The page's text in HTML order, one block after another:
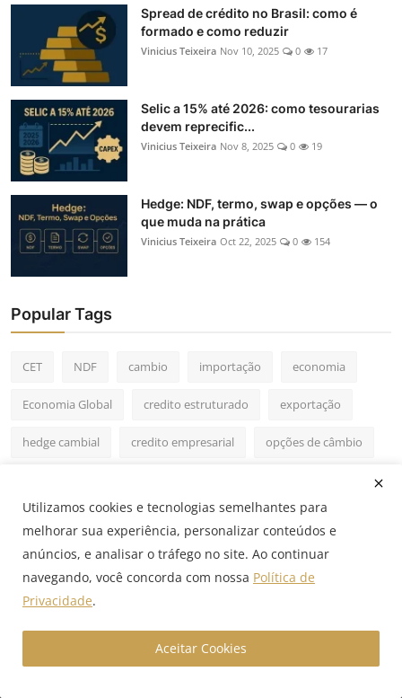
Spread de crédito no Brasil: como é
formado e como reduzir
Vinicius Teixeira Nov 10, 2025 0 17
Selic a 15% até 2026: como tesourarias
devem reprecific...
Vinicius Teixeira Nov 8, 2025 0 19
Hedge: NDF, termo, swap e opções — o
que muda na prática
Vinicius Teixeira Oct 22, 2025 0 154
Popular Tags
CET NDF cambio importação economia
Economia Global credito estruturado exportação
hedge cambial credito empresarial opções de câmbio
IPCA credito imobiliario debêntures BNDES
tesouraria CDI
Utilizamos cookies e tecnologias semelhantes para
melhorar sua experiência, personalizar conteúdos e
anúncios, e analisar o tráfego no site. Ao continuar
navegando, você concorda com nossa Política de
Privacidade.
Aceitar Cookies